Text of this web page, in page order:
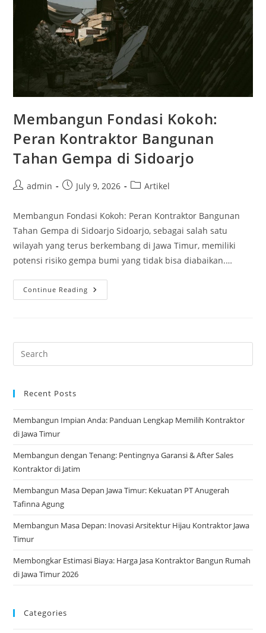
Membangun Fondasi Kokoh:
Peran Kontraktor Bangunan
Tahan Gempa di Sidoarjo
Postadmin
PostJuly 9, 2026
PostArtikel
Membangun Fondasi Kokoh: Peran Kontraktor Bangunan
Tahan Gempa di Sidoarjo Sidoarjo, sebagai salah satu
wilayah yang terus berkembang di Jawa Timur, memiliki
potensi risiko gempa bumi yang tidak bisa diabaikan.…
Continue Reading Membangun
Fondasi
Sidoarjo
Recent Posts
Membangun Impian Anda: Panduan Lengkap Memilih Kontraktor
di Jawa Timur
Membangun dengan Tenang: Pentingnya Garansi & After Sales
Kontraktor di Jatim
Membangun Masa Depan Jawa Timur: Kekuatan PT Anugerah
Tafinna Agung
Membangun Masa Depan: Inovasi Arsitektur Hijau Kontraktor Jawa
Timur
Membongkar Estimasi Biaya: Harga Jasa Kontraktor Bangun Rumah
di Jawa Timur 2026
Categories